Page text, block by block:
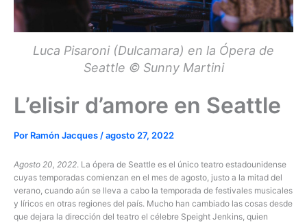
Luca Pisaroni (Dulcamara) en la Ópera de
Seattle © Sunny Martini
L’elisir d’amore en Seattle
Por Ramón Jacques /agosto 27, 2022
Agosto 20, 2022. La ópera de Seattle es el único teatro estadounidense
cuyas temporadas comienzan en el mes de agosto, justo a la mitad del
verano, cuando aún se lleva a cabo la temporada de festivales musicales
y líricos en otras regiones del país. Mucho han cambiado las cosas desde
que dejara la dirección del teatro el célebre Speight Jenkins, quien